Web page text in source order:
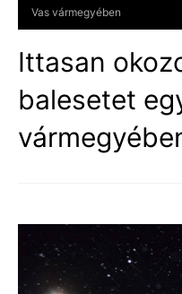
Vas vármegyében
Ittasan
balesetet